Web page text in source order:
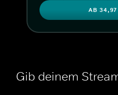
AB
Gib deinem